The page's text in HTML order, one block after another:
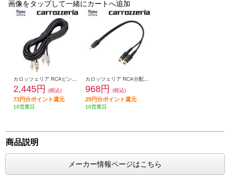
画像をタップして一緒にカートへ追加
2,445円 (税込)
73円分ポイント還元
10営業日
カロッツェリア RCA分配ピンケーブル CD-20Y
968円 (税込)
29円分ポイント還元
10営業日
商品説明
メーカー情報ページはこちら